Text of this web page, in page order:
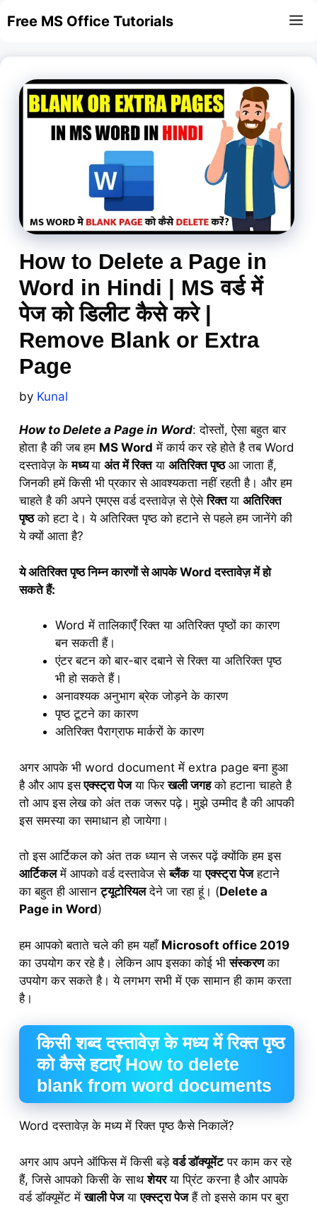
toFree MS Office Tutorials
How to Delete a Page in
Word in Hindi | MS वर्ड में
पेज को डिलीट कैसे करे |
Remove Blank or Extra
Page
by Kunal
How to Delete a Page in Word: दोस्तों, ऐसा बहुत बार
होता है की जब हम MS Word में कार्य कर रहे होते है तब Word
दस्तावेज़ केमध्यया अंत में रिक्तया अतिरिक्त पृष्ठआ जाता हैं,
जिनकी हमें किसी भी प्रकार से आवश्यकता नहीं रहती है। और हम
चाहते है की अपने एमएस वर्ड दस्तावेज़ से ऐसेरिक्तया अतिरिक्त
पृष्ठको हटा दे। ये अतिरिक्त पृष्ठ को हटाने से पहले हम जानेंगे की
ये क्यों आता है?
ये अतिरिक्त पृष्ठ निम्न कारणों से आपके Word दस्तावेज़ में हो
सकते हैं:
Word में तालिकाएँ रिक्त या अतिरिक्त पृष्ठों का कारण
बन सकती हैं।
एंटर बटन को बार-बार दबाने से रिक्त या अतिरिक्त पृष्ठ
भी हो सकते हैं।
अनावश्यक अनुभाग ब्रेक जोड़ने के कारण
पृष्ठ टूटने का कारण
अतिरिक्त पैराग्राफ मार्करों के कारण
अगर आपके भी word document में extra page बना हुआ
है और आप इसएक्स्ट्रा पेजया फिरखली जगहको हटाना चाहते है
तो आप इस लेख को अंत तक जरूर पढ़े। मुझे उम्मीद है की आपकी
इस समस्या का समाधान हो जायेगा।
तो इस आर्टिकल को अंत तक ध्यान से जरूर पढ़ें क्योंकि हम इस
आर्टिकलमें आपको वर्ड दस्तावेज सेब्लैंकयाएक्स्ट्रा पेजहटाने
का बहुत ही आसानट्यूटोरियलदेने जा रहा हूं। (Delete a
Page in Word)
हम आपको बताते चले की हम यहाँ Microsoft office 2019
का उपयोग कर रहे है। लेकिन आप इसका कोई भीसंस्करणका
उपयोग कर सकते है। ये लगभग सभी में एक सामान ही काम करता
है।
किसी शब्द दस्तावेज़ के मध्य में रिक्त पृष्ठ
को कैसे हटाएँ How to delete
blank from word documents
Word दस्तावेज़ के मध्य में रिक्त पृष्ठ कैसे निकालें?
अगर आप अपने ऑफिस में किसी बड़ेवर्ड डॉक्यूमेंटपर काम कर रहे
हैं, जिसे आपको किसी के साथशेयरया प्रिंट करना है और आपके
वर्ड डॉक्यूमेंट मेंखाली पेजयाएक्स्ट्रा पेजहैं तो इससे काम पर बुरा